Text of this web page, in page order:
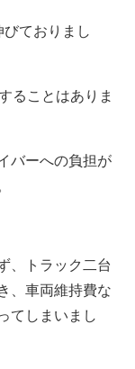
ておりまし
ることはありま
バーへの負担が
、トラック二台
、車両維持費な
てしまいまし